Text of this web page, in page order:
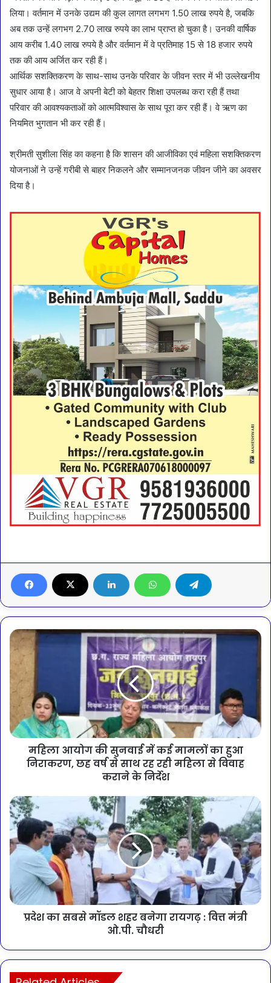
लिया। वर्तमान में उनके उद्यम की कुल लागत लगभग 1.50 लाख रुपये है, जबकि
अब तक उन्हें लगभग 2.70 लाख रुपये का लाभ प्राप्त हो चुका है। उनकी वार्षिक
आय करीब 1.40 लाख रुपये है और वर्तमान में वे प्रतिमाह 15 से 18 हजार रुपये
तक की आय अर्जित कर रही हैं।
आर्थिक सशक्तिकरण के साथ-साथ उनके परिवार के जीवन स्तर में भी उल्लेखनीय
सुधार आया है। आज वे अपनी बेटी को बेहतर शिक्षा उपलब्ध करा रही हैं तथा
परिवार की आवश्यकताओं को आत्मविश्वास के साथ पूरा कर रही हैं। वे ऋण का
नियमित भुगतान भी कर रही हैं।
श्रीमती सुशीला सिंह का कहना है कि शासन की आजीविका एवं महिला सशक्तिकरण
योजनाओं ने उन्हें गरीबी से बाहर निकलने और सम्मानजनक जीवन जीने का अवसर
दिया है।
महिला आयोग की सुनवाई में कई मामलों का हुआ
निराकरण, छह वर्ष से साथ रह रही महिला से विवाह
कराने के निर्देश
प्रदेश का सबसे मॉडल शहर बनेगा रायगढ़ : वित्त मंत्री
ओ.पी. चौधरी